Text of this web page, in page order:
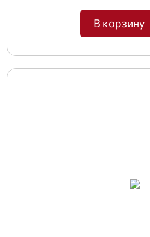
В корзину